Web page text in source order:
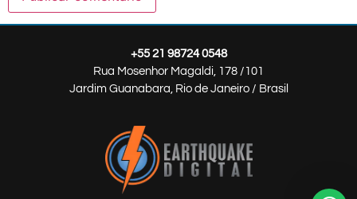
+55 21 98724 0548
Rua Mosenhor Magaldi, 178 /101
Jardim Guanabara, Rio de Janeiro / Brasil